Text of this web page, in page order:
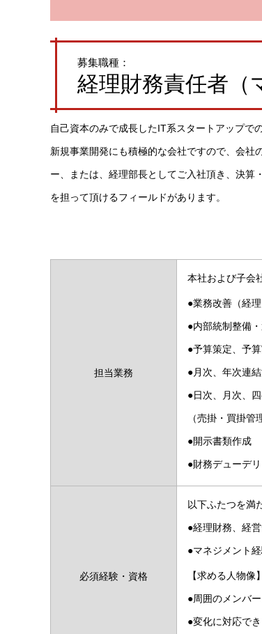
募集職種：
経理財務責任者（
自己資本のみで成長したIT系スタートアップで
新規事業開発にも積極的な会社ですので、会社
ー、または、経理部長としてご入社頂き、決
を担って頂けるフィールドがあります。
担当業務
本社および子会
●業務改善（経
●内部統制整備
●予算策定、予
●月次、年次連
●日次、月次、
（売掛・買掛
●開示書類作成
●財務デューデ
必須経験・資格
以下ふたつを満
●経理財務、経
●マネジメント
【求める人物像】
●周囲のメンバ
●変化に対応で